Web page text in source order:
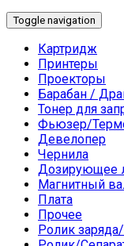
Toggle navigation
Картридж
Принтеры
Проекторы
Барабан /
Тонер для
Фьюзер/
Девелопер
Чернила
Дозирующее
Магнитный
Плата
Прочее
Ролик